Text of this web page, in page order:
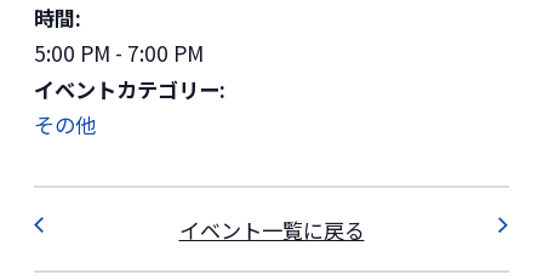
時間:
5:00 PM - 7:00 PM
イベントカテゴリー:
その他
イベント一覧に戻る